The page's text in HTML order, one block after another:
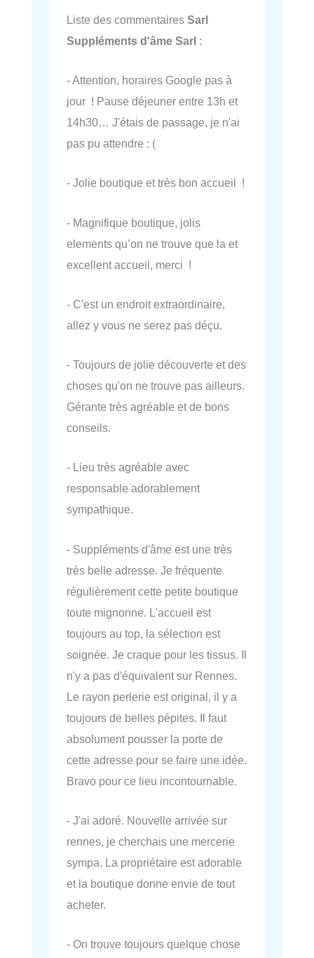
Liste des commentaires Sarl
Suppléments d'âme Sarl :
- Attention, horaires Google pas à
jour ! Pause déjeuner entre 13h et
14h30… J'étais de passage, je n'ai
pas pu attendre : (
- Jolie boutique et très bon accueil !
- Magnifique boutique, jolis
elements qu’on ne trouve que la et
excellent accueil, merci !
- C'est un endroit extraordinaire,
allez y vous ne serez pas déçu.
- Toujours de jolie découverte et des
choses qu'on ne trouve pas ailleurs.
Gérante très agréable et de bons
conseils.
- Lieu très agréable avec
responsable adorablement
sympathique.
- Suppléments d'âme est une très
très belle adresse. Je fréquente
régulièrement cette petite boutique
toute mignonne. L'accueil est
toujours au top, la sélection est
soignée. Je craque pour les tissus. Il
n'y a pas d'équivalent sur Rennes.
Le rayon perlerie est original, il y a
toujours de belles pépites. Il faut
absolument pousser la porte de
cette adresse pour se faire une idée.
Bravo pour ce lieu incontournable.
- J'ai adoré. Nouvelle arrivée sur
rennes, je cherchais une mercerie
sympa. La propriétaire est adorable
et la boutique donne envie de tout
acheter.
- On trouve toujours quelque chose